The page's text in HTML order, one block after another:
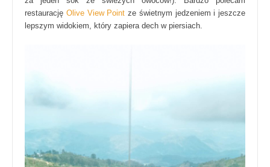
restaurację Olive View Point ze świetnym jedzeniem i jeszcze
lepszym widokiem, który zapiera dech w piersiach.